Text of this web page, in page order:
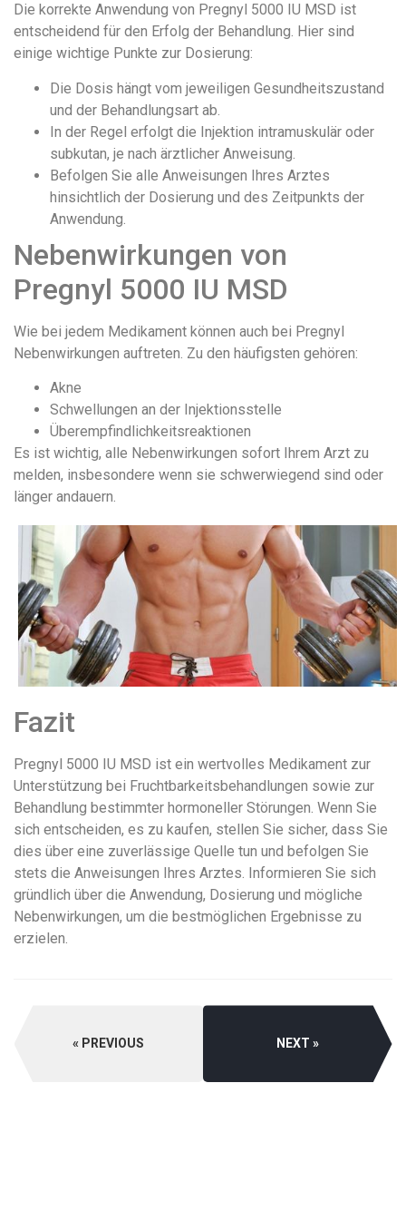
Die korrekte Anwendung von Pregnyl 5000 IU MSD ist
entscheidend für den Erfolg der Behandlung. Hier sind
einige wichtige Punkte zur Dosierung:
Die Dosis hängt vom jeweiligen Gesundheitszustand
und der Behandlungsart ab.
In der Regel erfolgt die Injektion intramuskulär oder
subkutan, je nach ärztlicher Anweisung.
Befolgen Sie alle Anweisungen Ihres Arztes
hinsichtlich der Dosierung und des Zeitpunkts der
Anwendung.
Nebenwirkungen von
Pregnyl 5000 IU MSD
Wie bei jedem Medikament können auch bei Pregnyl
Nebenwirkungen auftreten. Zu den häufigsten gehören:
Akne
Schwellungen an der Injektionsstelle
Überempfindlichkeitsreaktionen
Es ist wichtig, alle Nebenwirkungen sofort Ihrem Arzt zu
melden, insbesondere wenn sie schwerwiegend sind oder
länger andauern.
Fazit
Pregnyl 5000 IU MSD ist ein wertvolles Medikament zur
Unterstützung bei Fruchtbarkeitsbehandlungen sowie zur
Behandlung bestimmter hormoneller Störungen. Wenn Sie
sich entscheiden, es zu kaufen, stellen Sie sicher, dass Sie
dies über eine zuverlässige Quelle tun und befolgen Sie
stets die Anweisungen Ihres Arztes. Informieren Sie sich
gründlich über die Anwendung, Dosierung und mögliche
Nebenwirkungen, um die bestmöglichen Ergebnisse zu
erzielen.
PREVIOUS NEXT